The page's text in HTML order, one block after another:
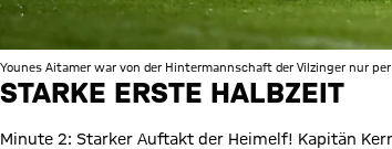
Younes Aitamer war von der Hintermannschaft der Vilzinger nur
STARKE ERSTE HALBZEIT
Minute 2: Starker Auftakt der Heimelf! Kapitän